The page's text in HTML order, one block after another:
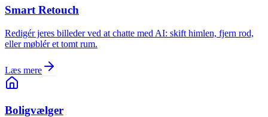
Smart Retouch
Redigér jeres billeder ved at chatte med AI: skift himlen, fjern rod,
eller møblér et tomt rum.
Læs mere
Boligvælger